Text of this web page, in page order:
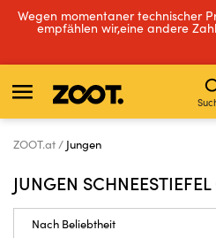
Wegen momentaner technischer
empfählen wir,eine andere
ZOOT.at Jungen
JUNGEN